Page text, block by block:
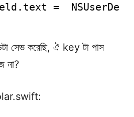
=
সেভ করেছি, ঐ key টা পাস
না?